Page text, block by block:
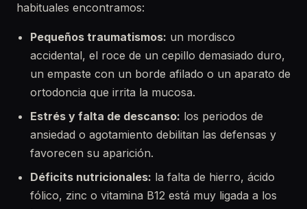
habituales encontramos:
Pequeños traumatismos: un mordisco
accidental, el roce de un cepillo demasiado duro,
un empaste con un borde afilado o un aparato de
ortodoncia que irrita la mucosa.
Estrés y falta de descanso: los periodos de
ansiedad o agotamiento debilitan las defensas y
favorecen su aparición.
Déficits nutricionales: la falta de hierro, ácido
fólico, zinc o vitamina B12 está muy ligada a los